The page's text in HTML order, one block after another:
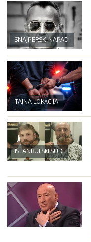
SNAJPERSKI NAPAD
TAJNA LOKACIJA
ISTANBULSKI SUD